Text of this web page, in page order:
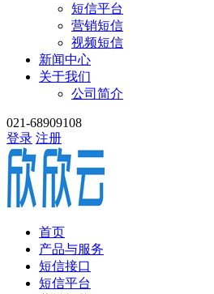
短信平台
营销短信
视频短信
新闻中心
关于我们
公司简介
021-68909108
登录 注册
首页
产品与服务
短信接口
短信平台